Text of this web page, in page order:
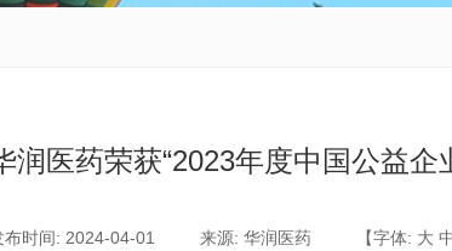
润医药荣获“2023年度中国公益企
布时间: 2024-04-01 来源: 华润医药 【字体: 大 中